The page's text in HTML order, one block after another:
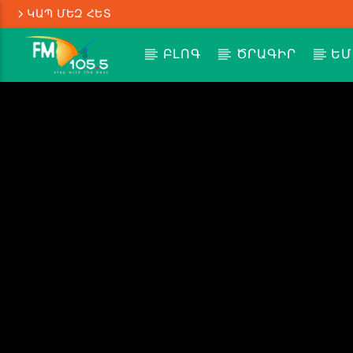
ԿԱՊ ՄԵԶ ՀԵՏ
ԲԼՈԳ ԾՐԱԳԻՐ